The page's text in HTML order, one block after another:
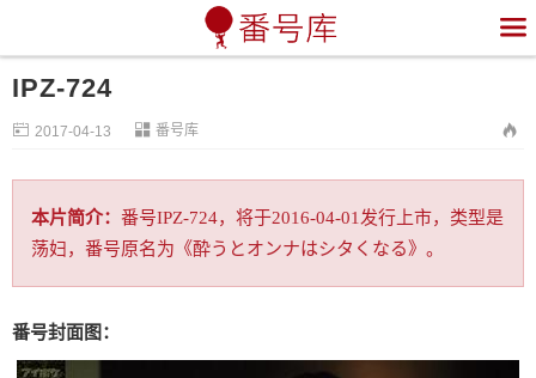

IPZ-724
 2017-04-13  番号库 
本片简介： 番号IPZ-724，将于2016-04-01发行上市，类型是
荡妇，番号原名为《酔うとオンナはシタくなる》。
番号封面图：